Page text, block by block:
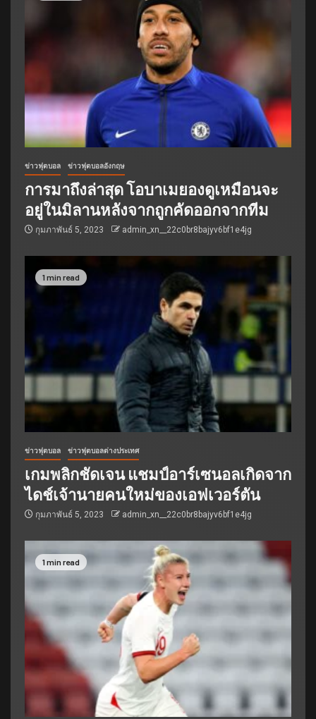
ข่าวฟุตบอล ข่าวฟุตบอลอังกฤษ
การมาถึงล่าสุด โอบาเมยองดูเหมือนจะ
อยู่ในมิลานหลังจากถูกคัดออกจากทีม
กุมภาพันธ์ 5, 2023 admin_xn__22c0br8bajyv6bf1e4jg
1 min read
ข่าวฟุตบอล ข่าวฟุตบอลต่างประเทศ
เกมพลิกชัดเจน แชมป์อาร์เซนอลเกิดจาก
ไดช์เจ้านายคนใหม่ของเอฟเวอร์ตัน
กุมภาพันธ์ 5, 2023 admin_xn__22c0br8bajyv6bf1e4jg
1 min read